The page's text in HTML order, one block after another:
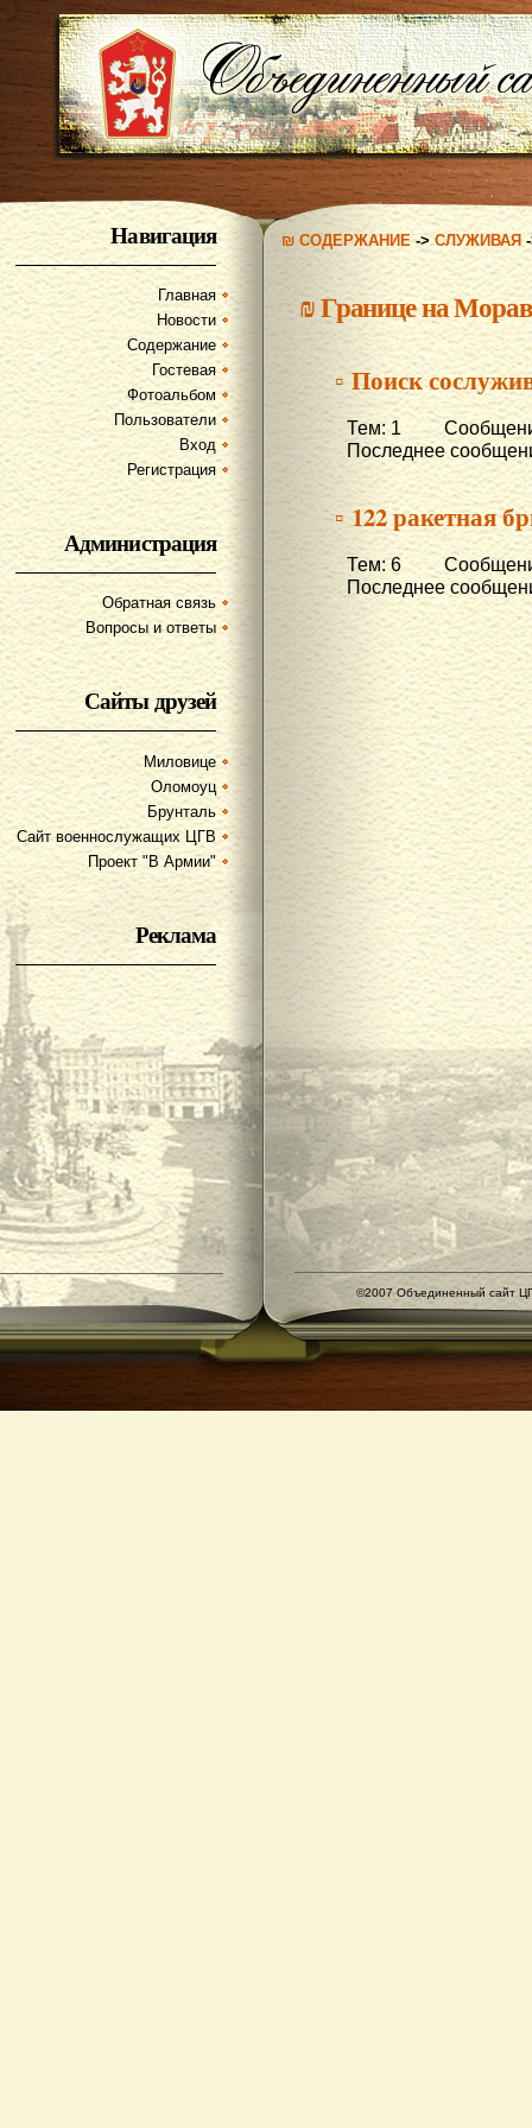
Навигация
Главная
Новости
Содержание
Гостевая
Фотоальбом
Пользователи
Вход
Регистрация
Администрация
Обратная связь
Вопросы и ответы
Сайты друзей
Миловице
Оломоуц
Брунталь
Сайт военнослужащих ЦГВ
Проект "В Армии"
Реклама
₪ СОДЕРЖАНИЕ->СЛУЖИВАЯ
₪Границе на
▫ Поиск
Тем: 1
Последнее
▫ 122 ракетная
Тем: 6
Последнее
©2007 Объединенный сайт